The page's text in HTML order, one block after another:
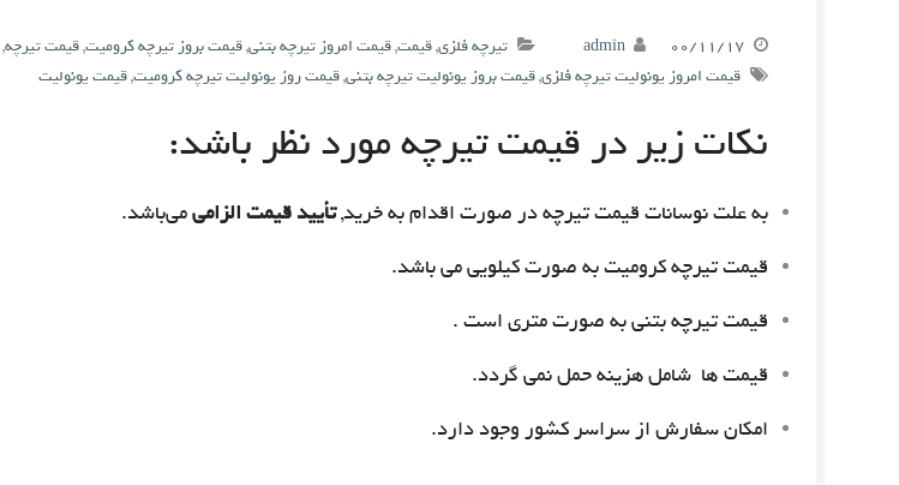
۰۰/۱۱/۱۷ admin تیرچه فلزی,قیمت,قیمت امروز تیرچه بتنی,قیمت بروز تیرچه کرومیت,قیمت تیرچه,
قیمت امروز یونولیت تیرچه فلزی,قیمت بروز یونولیت تیرچه بتنی,قیمت روز یونولیت تیرچه کرومیت,قیمت یونولیت
نکات زیر در قیمت تیرچه مورد نظر باشد:
به علت نوسانات قیمت تیرچه در صورت اقدام به خرید,تأیید قیمت الزامیمی‌باشد.
قیمت تیرچه کرومیت به صورت کیلویی می باشد.
قیمت تیرچه بتنی به صورت متری است .
قیمت ها شامل هزینه حمل نمی گردد.
امکان سفارش از سراسر کشور وجود دارد.